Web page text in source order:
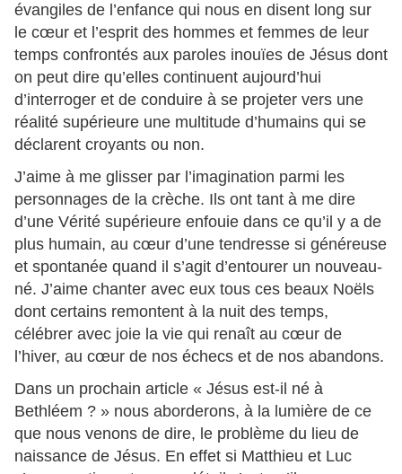
évangiles de l’enfance qui nous en disent long sur
le cœur et l’esprit des hommes et femmes de leur
temps confrontés aux paroles inouïes de Jésus dont
on peut dire qu’elles continuent aujourd’hui
d’interroger et de conduire à se projeter vers une
réalité supérieure une multitude d’humains qui se
déclarent croyants ou non.
J’aime à me glisser par l’imagination parmi les
personnages de la crèche. Ils ont tant à me dire
d’une Vérité supérieure enfouie dans ce qu’il y a de
plus humain, au cœur d’une tendresse si généreuse
et spontanée quand il s’agit d’entourer un nouveau-
né. J’aime chanter avec eux tous ces beaux Noëls
dont certains remontent à la nuit des temps,
célébrer avec joie la vie qui renaît au cœur de
l’hiver, au cœur de nos échecs et de nos abandons.
Dans un prochain article « Jésus est-il né à
Bethléem ? » nous aborderons, à la lumière de ce
que nous venons de dire, le problème du lieu de
naissance de Jésus. En effet si Matthieu et Luc